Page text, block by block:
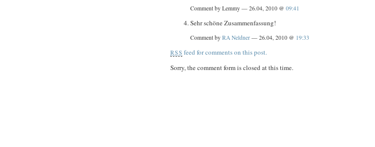
Comment by Lemmy — 26.04, 2010 @ 09:41
Sehr schöne Zusammenfassung!
Comment by RA Neldner — 26.04, 2010 @ 19:33
RSS feed for comments on this post.
Sorry, the comment form is closed at this time.